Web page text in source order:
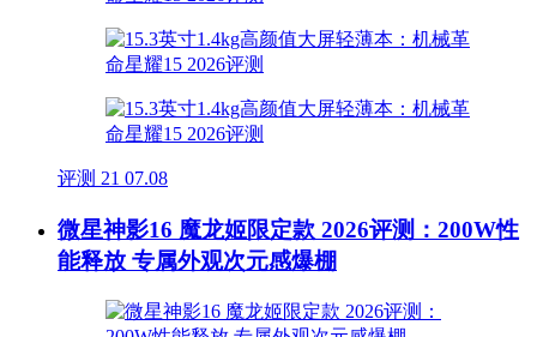
评测 21 07.08
微星神影16 魔龙姬限定款 2026评测：200W性
能释放 专属外观次元感爆棚